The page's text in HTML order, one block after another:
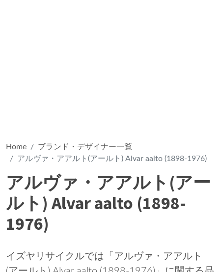
Home
ブランド・デザイナー一覧
アルヴァ・アアルト(アールト) Alvar aalto (1898-1976)
アルヴァ・アアルト(アー
ルト) Alvar aalto (1898-
1976)
イズヤリサイクルでは「アルヴァ・アアルト